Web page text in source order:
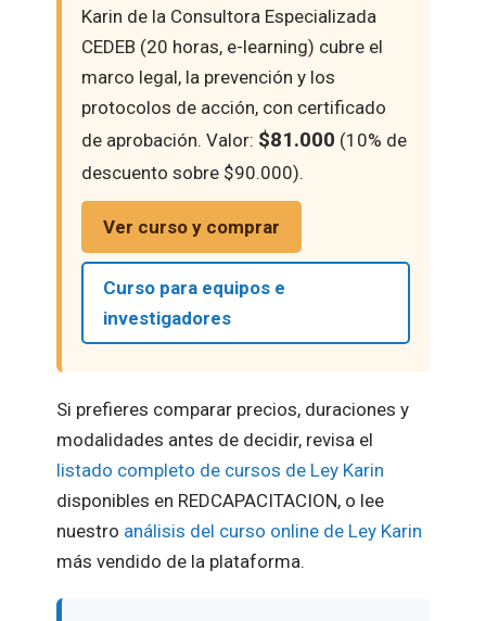
Karin de la Consultora Especializada
CEDEB (20 horas, e-learning) cubre el
marco legal, la prevención y los
protocolos de acción, con certificado
de aprobación. Valor: $81.000 (10% de
descuento sobre $90.000).
Ver curso y comprar
Curso para equipos e
investigadores
Si prefieres comparar precios, duraciones y
modalidades antes de decidir, revisa el
listado completo de cursos de Ley Karin
disponibles en REDCAPACITACION, o lee
nuestro análisis del curso online de Ley Karin
más vendido de la plataforma.